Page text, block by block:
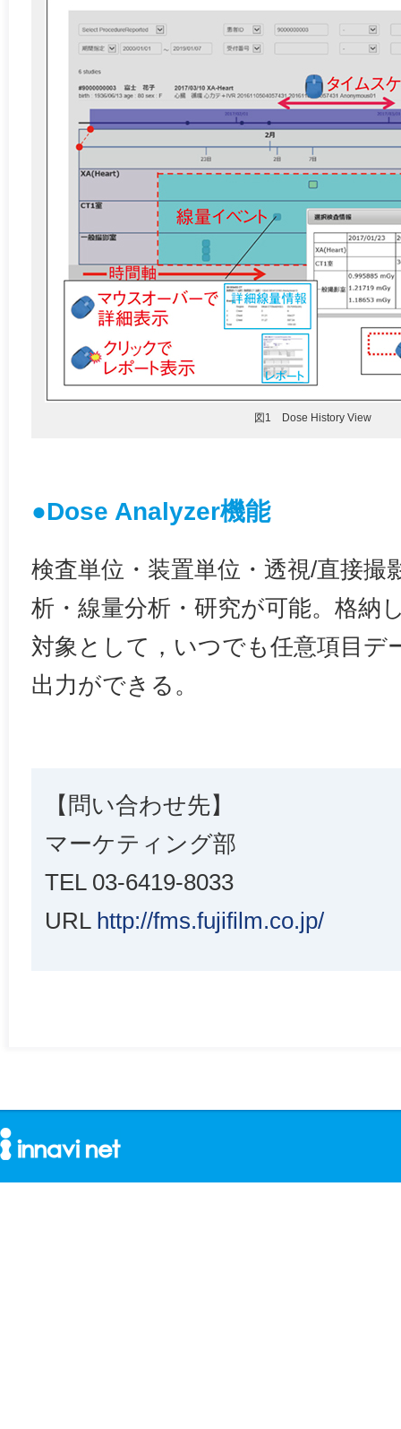
図1 Dose History View
●Dose Analyzer機能
検査単位・装置単位・透視/直接撮
析・線量分析・研究が可能。格納
対象として，いつでも任意項目デ
出力ができる。
【問い合わせ先】
マーケティング部
TEL 03-6419-8033
URL http://fms.fujifilm.co.jp/